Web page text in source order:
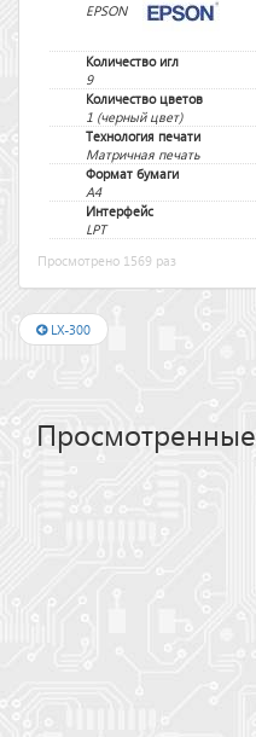
EPSON
Количество игл
9
Количество цветов
1 (черный цвет)
Технология печати
Матричная печать
Формат бумаги
A4
Интерфейс
LPT
Просмотрено 1569 раз
LX-300
Просмотренные